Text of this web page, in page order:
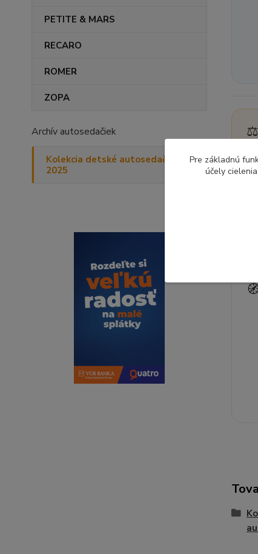
PETITE & MARS
RECARO
ROMER
ZOPA
Archív autosedačiek
Kolekcia detské autosedačky
2025
⚖️
Pre základnú
účely